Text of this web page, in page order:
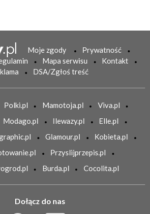
Moje zgody
Prywatność
Mapa serwisu
Kontakt
DSA/Zgłoś treść
Polki.pl Mamotoja.pl
Viva.pl
Modago.pl Ilewazy.pl
Elle.pl
Glamour.pl
Kobieta.pl
Przyslijprzepis.pl
Burda.pl Cocolita.pl
Dołącz do nas